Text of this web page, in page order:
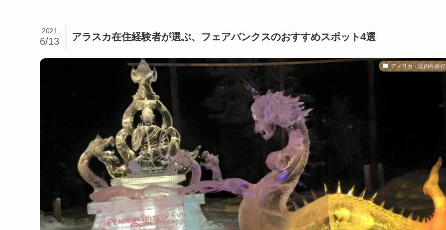
アラスカ在住経験者が選ぶ、フェアバンクスのおすすめスポット4選
2021
6/13
アメリカ・国内外旅行